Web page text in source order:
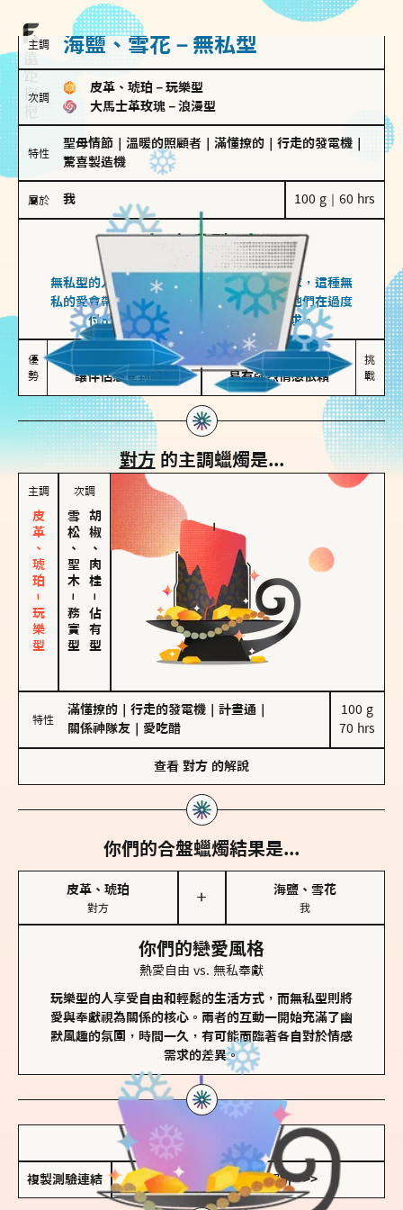
主調 海鹽、雪花－無私型
次調
皮革、琥珀 － 玩樂型
大馬士革玫瑰 － 浪漫型
特性
聖母情節 溫暖的照顧者 滿懂撩的 行走的發電機
驚喜製造機
屬於 我 100 g｜60 hrs
無私型
海鹽、雪花
無私型的人傾向用心呵護、滿足另一半的需求，這種無
私的愛會帶來緊密的關係連結，但也可能讓他們在過度
付出中迷失自我，忽略自己真正的需求。
優
勢
讓伴侶感受到關懷
較難設立界線
易有強烈情感依賴
挑
戰
對方的主調蠟燭是...
主調
皮革、琥珀－玩樂型
次調
雪松、聖木
－
務實型
胡椒、肉桂
－
佔有型
特性
滿懂撩的 行走的發電機 計畫通
關係神隊友
愛吃醋
100 g
70 hrs
查看 對方 的解說
你們的合盤蠟燭結果是...
皮革、琥珀
對方
＋
海鹽、雪花
我
你們的戀愛風格
熱愛自由 vs. 無私奉獻
玩樂型的人享受自由和輕鬆的生活方式，而無私型則將
愛與奉獻視為關係的核心。兩者的互動一開始充滿了幽
默風趣的氛圍，時間一久，有可能面臨著各自對於情感
需求的差異。
儲存我的結果圖
複製測驗連結 查看香氛類型全解析 >>>